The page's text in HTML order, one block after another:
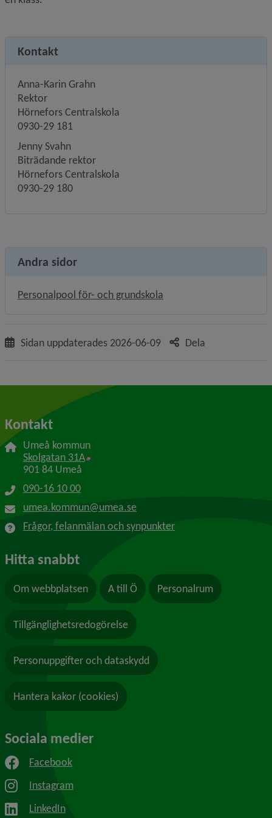
Kontakt
Anna-Karin Grahn
Rektor
Hörnefors Centralskola
0930-29 181
Jenny Svahn
Biträdande rektor
Hörnefors Centralskola
0930-29 180
Andra sidor
Personalpool för- och grundskola
Sidan uppdaterades 2026-06-09 Dela
Kontakt
Umeå kommun
Skolgatan 31A Länk till annan webbplats, öppnas i nytt
901 84 Umeå
090-16 10 00
umea.kommun@umea.se
Frågor, felanmälan och synpunkter
Hitta snabbt
Om webbplatsen A till Ö Personalrum
Tillgänglighetsredogörelse
Personuppgifter och dataskydd
Hantera kakor (cookies)
Sociala medier
Facebook
Instagram
LinkedIn